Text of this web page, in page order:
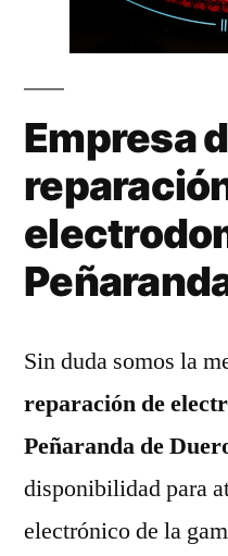
Empresa
Sin duda somos la
reparación de
Peñaranda de
disponibilidad para
electrónico de la